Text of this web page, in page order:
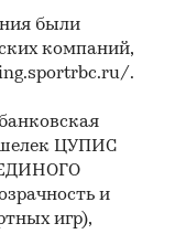
населению,
вида
с ОКПД2 -
продукции
ОК
были
компаний,
.
ЦУПИС
и
игр),